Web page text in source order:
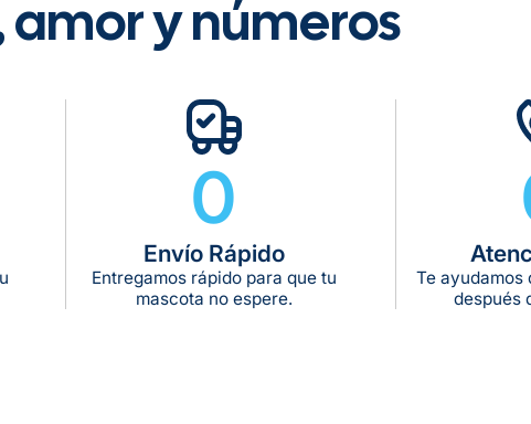
Gratuito en todos los pedidos
5 a
De 11 kg a 20 kg:
De 21 kg a 40 kg:
De 42 kg a 65 kg:
amor y números
0
Envío Rápido
Entregamos rápido para que tu
mascota no espere.
Te ayudamos
después